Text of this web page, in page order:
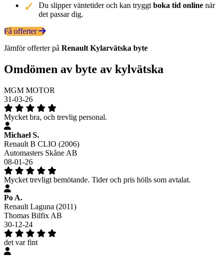
Du slipper väntetider och kan tryggt boka tid online när
det passar dig.
Få offerter
Jämför offerter på Renault Kylarvätska byte
Omdömen av byte av kylvätska
MGM MOTOR
31-03-26
Mycket bra, och trevlig personal.
Michael S.
Renault B CLIO (2006)
Automasters Skåne AB
08-01-26
Mycket trevligt bemötande. Tider och pris hölls som avtalat.
Po A.
Renault Laguna (2011)
Thomas Bilfix AB
30-12-24
det var fint